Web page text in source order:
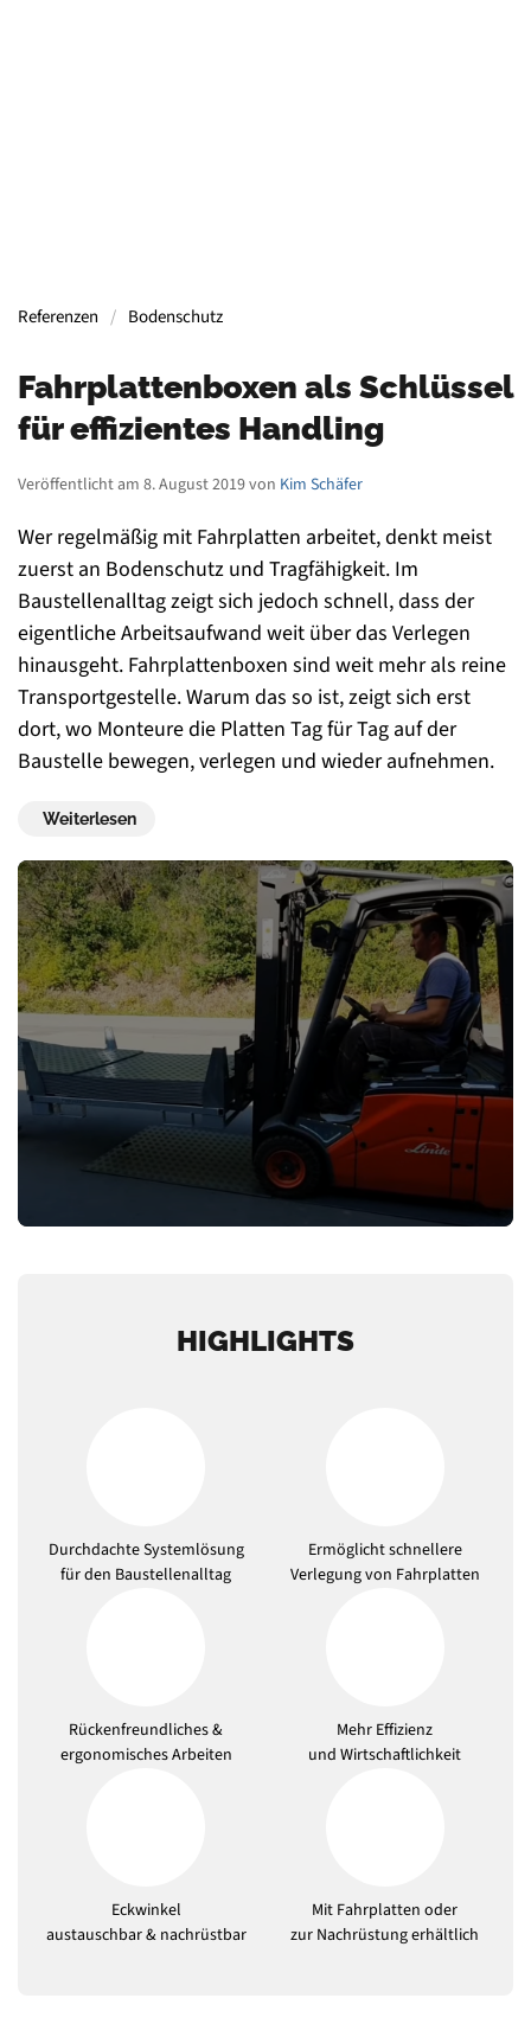
Referenzen Bodenschutz
Fahrplattenboxen als Schlüssel
für effizientes Handling
Veröffentlicht am 8. August 2019 von Kim Schäfer
Wer regelmäßig mit Fahrplatten arbeitet, denkt meist
zuerst an Bodenschutz und Tragfähigkeit. Im
Baustellenalltag zeigt sich jedoch schnell, dass der
eigentliche Arbeitsaufwand weit über das Verlegen
hinausgeht. Fahrplattenboxen sind weit mehr als reine
Transportgestelle. Warum das so ist, zeigt sich erst
dort, wo Monteure die Platten Tag für Tag auf der
Baustelle bewegen, verlegen und wieder aufnehmen.
Weiterlesen
HIGHLIGHTS
Durchdachte Systemlösung
für den Baustellenalltag
Ermöglicht schnellere
Verlegung von Fahrplatten
Rückenfreundliches &
ergonomisches Arbeiten
Mehr Effizienz
und Wirtschaftlichkeit
Eckwinkel
austauschbar & nachrüstbar
Mit Fahrplatten oder
zur Nachrüstung erhältlich